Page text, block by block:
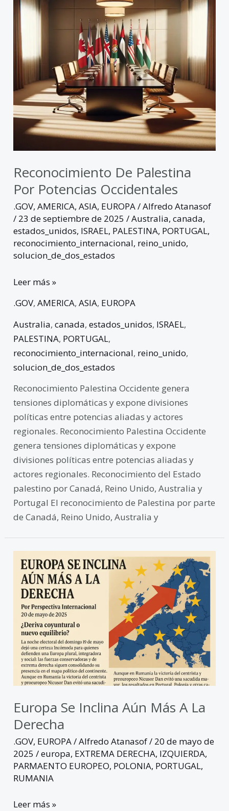
Reconocimiento De Palestina
Por Potencias Occidentales
.GOV,AMERICA,ASIA, EUROPA/Alfredo Atanasof
/ 23 de septiembre de 2025/Australia,canada,
estados_unidos, ISRAEL, PALESTINA, PORTUGAL,
reconocimiento_internacional, reino_unido,
solucion_de_dos_estados
potencias
occidentales
Leer más »
.GOV,AMERICA,ASIA, EUROPA
Australia,canada,estados_unidos, ISRAEL,
PALESTINA, PORTUGAL,
reconocimiento_internacional, reino_unido,
solucion_de_dos_estados
Reconocimiento Palestina Occidente genera
tensiones diplomáticas y expone divisiones
políticas entre potencias aliadas y actores
regionales. Reconocimiento Palestina Occidente
genera tensiones diplomáticas y expone
divisiones políticas entre potencias aliadas y
actores regionales. Reconocimiento del Estado
palestino por Canadá, Reino Unido, Australia y
Portugal El reconocimiento de Palestina por parte
de Canadá, Reino Unido, Australia y
Europa Se Inclina Aún Más A La
Derecha
.GOV, EUROPA/Alfredo Atanasof/ 20 de mayo de
2025/europa, EXTREMA DERECHA, IZQUIERDA,
PARMAENTO EUROPEO, POLONIA, PORTUGAL,
RUMANIA
Europa
se
inclina
aún
más
derecha
Leer más »